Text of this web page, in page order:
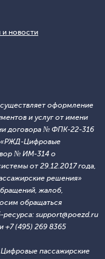
и новости
оформление
и услуг от имени
договора № ФПК-22-316
«РЖД-Цифровые
№ ИМ-314 о
от 29.12.2017 года,
решения»
жалоб,
обращаться
ресурса: support@poezd.ru
+7 (495) 269 8365
пассажирские